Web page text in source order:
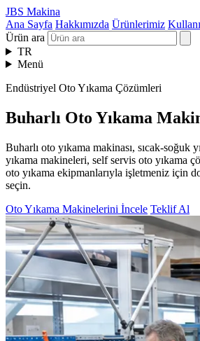
JBS Makina
Ana Sayfa Hakkımızda Ürünlerimiz
Ürün ara
TR
Menü
Endüstriyel Oto Yıkama Çözümleri
Buharlı Oto Yıkama
Buharlı oto yıkama makinası, sıcak-soğuk
yıkama makineleri, self servis oto yıkama
oto yıkama ekipmanlarıyla işletmeniz için
seçin.
Oto Yıkama Makinelerini İncele Teklif Al